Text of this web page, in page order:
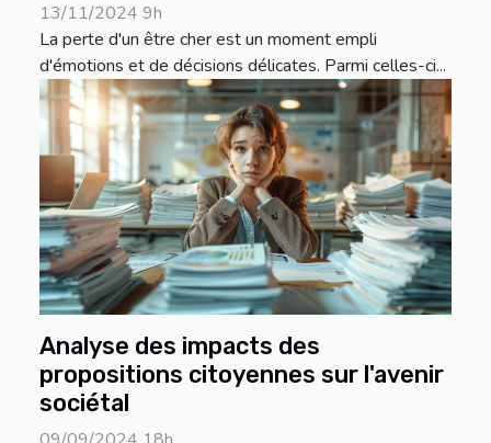
13/11/2024 9h
La perte d'un être cher est un moment empli
d'émotions et de décisions délicates. Parmi celles-ci...
Analyse des impacts des
propositions citoyennes sur l'avenir
sociétal